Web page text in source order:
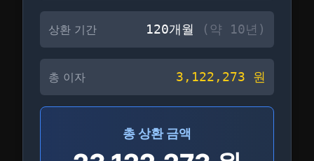
상환 기간 120개월 (약 10년)
총 이자 3,122,273 원
총 상환 금액